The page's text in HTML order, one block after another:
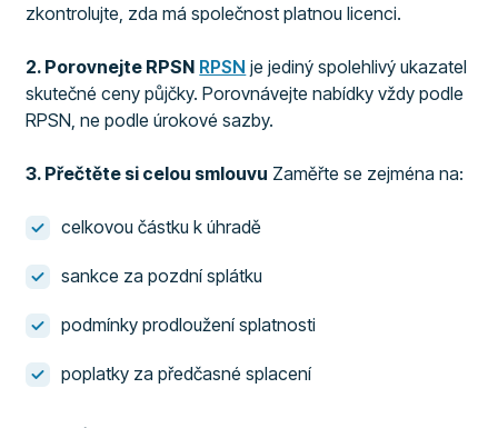
zkontrolujte, zda má společnost platnou licenci.
2. Porovnejte RPSN RPSN je jediný spolehlivý ukazatel
skutečné ceny půjčky. Porovnávejte nabídky vždy podle
RPSN, ne podle úrokové sazby.
3. Přečtěte si celou smlouvu Zaměřte se zejména na:
celkovou částku k úhradě
sankce za pozdní splátku
podmínky prodloužení splatnosti
poplatky za předčasné splacení